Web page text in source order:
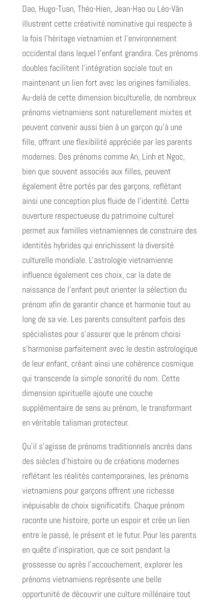
Dao, Hugo-Tuan, Théo-Hien, Jean-Hao ou Léo-Vân
illustrent cette créativité nominative qui respecte à
la fois l'héritage vietnamien et l'environnement
occidental dans lequel l'enfant grandira. Ces prénoms
doubles facilitent l'intégration sociale tout en
maintenant un lien fort avec les origines familiales.
Au-delà de cette dimension biculturelle, de nombreux
prénoms vietnamiens sont naturellement mixtes et
peuvent convenir aussi bien à un garçon qu'à une
fille, offrant une flexibilité appréciée par les parents
modernes. Des prénoms comme An, Linh et Ngoc,
bien que souvent associés aux filles, peuvent
également être portés par des garçons, reflétant
ainsi une conception plus fluide de l'identité. Cette
ouverture respectueuse du patrimoine culturel
permet aux familles vietnamiennes de construire des
identités hybrides qui enrichissent la diversité
culturelle mondiale. L'astrologie vietnamienne
influence également ces choix, car la date de
naissance de l'enfant peut orienter la sélection du
prénom afin de garantir chance et harmonie tout au
long de sa vie. Les parents consultent parfois des
spécialistes pour s'assurer que le prénom choisi
s'harmonise parfaitement avec le destin astrologique
de leur enfant, créant ainsi une cohérence cosmique
qui transcende la simple sonorité du nom. Cette
dimension spirituelle ajoute une couche
supplémentaire de sens au prénom, le transformant
en véritable talisman protecteur.
Qu'il s'agisse de prénoms traditionnels ancrés dans
des siècles d'histoire ou de créations modernes
reflétant les réalités contemporaines, les prénoms
vietnamiens pour garçons offrent une richesse
inépuisable de choix significatifs. Chaque prénom
raconte une histoire, porte un espoir et crée un lien
entre le passé, le présent et le futur. Pour les parents
en quête d'inspiration, que ce soit pendant la
grossesse ou après l'accouchement, explorer les
prénoms vietnamiens représente une belle
opportunité de découvrir une culture millénaire tout